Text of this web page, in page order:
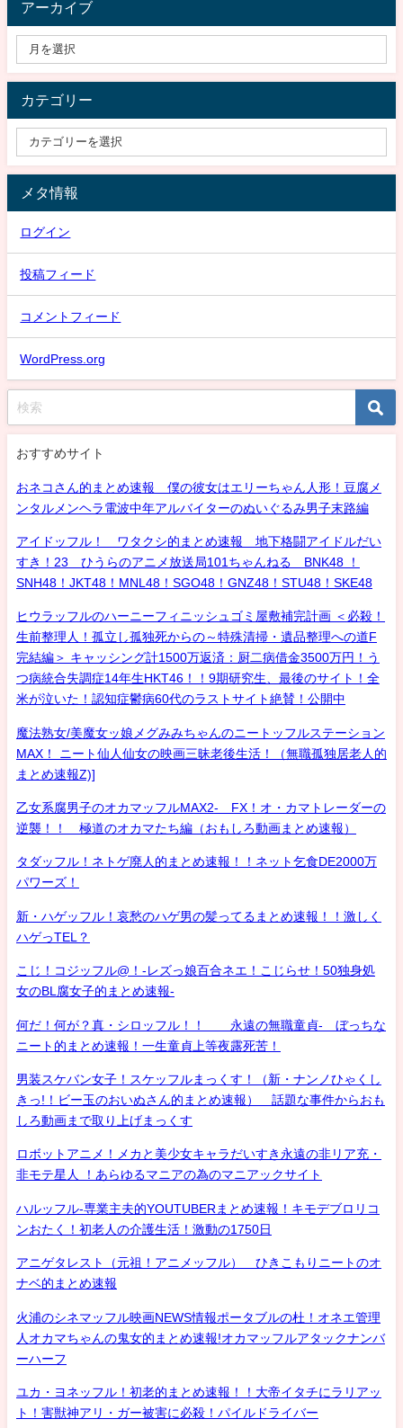
アーカイブ
カテゴリー
メタ情報
ログイン
投稿フィード
コメントフィード
WordPress.org
おすすめサイト
おネコさん的まとめ速報 僕の彼女はエリーちゃん人形！豆腐メ
ンタルメンヘラ電波中年アルバイターのぬいぐるみ男子末路編
アイドッフル！ ワタクシ的まとめ速報 地下格闘アイドルだい
すき！23 ひうらのアニメ放送局101ちゃんねる BNK48 ！
SNH48！JKT48！MNL48！SGO48！GNZ48！STU48！SKE48
ヒウラッフルのハーニーフィニッシュゴミ屋敷補完計画 ＜必殺！
生前整理人！孤立し孤独死からの～特殊清掃・遺品整理への道F
完結編＞ キャッシング計1500万返済：厨二病借金3500万円！う
つ病統合失調症14年生HKT46！！9期研究生、最後のサイト！全
米が泣いた！認知症鬱病60代のラストサイト絶賛！公開中
魔法熟女/美魔女ッ娘メグみみちゃんのニートッフルステーション
MAX！ ニート仙人仙女の映画三昧老後生活！（無職孤独居老人的
まとめ速報Z)]
乙女系腐男子のオカマッフルMAX2- FX！オ・カマトレーダーの
逆襲！！ 極道のオカマたち編（おもしろ動画まとめ速報）
タダッフル！ネトゲ廃人的まとめ速報！！ネット乞食DE2000万
パワーズ！
新・ハゲッフル！哀愁のハゲ男の髪ってるまとめ速報！！激しく
ハゲっTEL？
こじ！コジッフル@！-レズっ娘百合ネエ！こじらせ！50独身処
女のBL腐女子的まとめ速報-
何だ！何が？真・シロッフル！！ 永遠の無職童貞- ぼっちな
ニート的まとめ速報！一生童貞上等夜露死苦！
男装スケバン女子！スケッフルまっくす！（新・ナンノひゃくし
きっ!！ビー玉のおいぬさん的まとめ速報） 話題な事件からおも
しろ動画まで取り上げまっくす
ロボットアニメ！メカと美少女キャラだいすき永遠の非リア充・
非モテ星人 ！あらゆるマニアの為のマニアックサイト
ハルッフル-専業主夫的YOUTUBERまとめ速報！キモデブロリコ
ンおたく！初老人の介護生活！激動の1750日
アニゲタレスト（元祖！アニメッフル） ひきこもりニートのオ
ナベ的まとめ速報
火浦のシネマッフル映画NEWS情報ポータブルの杜！オネエ管理
人オカマちゃんの鬼女的まとめ速報!オカマッフルアタックナンバ
ーハーフ
ユカ・ヨネッフル！初老的まとめ速報！！大帝イタチにラリアッ
ト！害獣神アリ・ガー被害に必殺！パイルドライバー